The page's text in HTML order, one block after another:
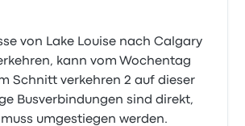
von Lake Louise nach Calgary
kann vom Wochentag
Schnitt verkehren 2 auf dieser
Busverbindungen sind direkt,
umgestiegen werden.